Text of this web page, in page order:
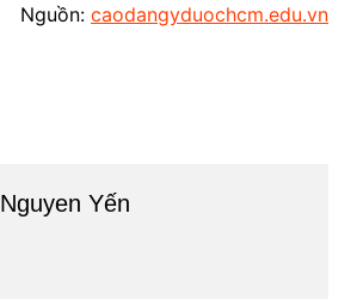
Nguồn:caodangyduochcm.edu.vn
Nguyen Yến